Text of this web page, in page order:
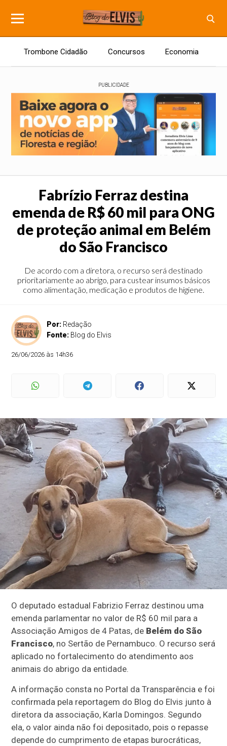
Trombone Cidadão Concursos Economia
PUBLICIDADE
Fabrízio Ferraz destina
emenda de R$ 60 mil para ONG
de proteção animal em Belém
do São Francisco
De acordo com a diretora, o recurso será destinado
prioritariamente ao abrigo, para custear insumos básicos
como alimentação, medicação e produtos de higiene.
Por: Redação
Fonte: Blog do Elvis
26/06/2026 às 14h36
O deputado estadual Fabrizio Ferraz destinou uma
emenda parlamentar no valor de R$ 60 mil para a
Associação Amigos de 4 Patas, de Belém do São
Francisco, no Sertão de Pernambuco. O recurso será
aplicado no fortalecimento do atendimento aos
animais do abrigo da entidade.
A informação consta no Portal da Transparência e foi
confirmada pela reportagem do Blog do Elvis junto à
diretora da associação, Karla Domingos. Segundo
ela, o valor ainda não foi depositado, pois o repasse
depende do cumprimento de etapas burocráticas,